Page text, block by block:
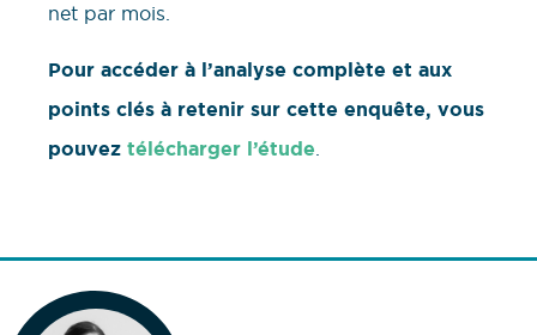
net par mois.
Pour accéder à l’analyse complète et aux
points clés à retenir sur cette enquête, vous
pouvez télécharger l’étude